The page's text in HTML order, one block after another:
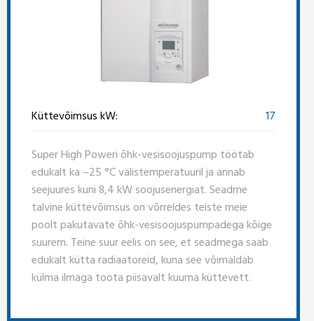
Küttevõimsus kW: 17
Super High Poweri õhk-vesisoojuspump töötab
edukalt ka –25 °C välistemperatuuril ja annab
seejuures kuni 8,4 kW soojusenergiat. Seadme
talvine küttevõimsus on võrreldes teiste meie
poolt pakutavate õhk-vesisoojuspumpadega kõige
suurem. Teine suur eelis on see, et seadmega saab
edukalt kütta radiaatoreid, kuna see võimaldab
külma ilmaga toota piisavalt kuuma küttevett.